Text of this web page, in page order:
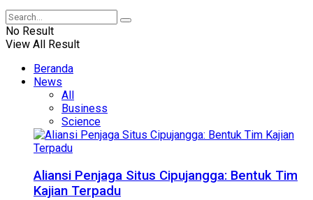
No Result
View All Result
Beranda
News
All
Business
Science
Aliansi Penjaga Situs Cipujangga: Bentuk Tim
Kajian Terpadu